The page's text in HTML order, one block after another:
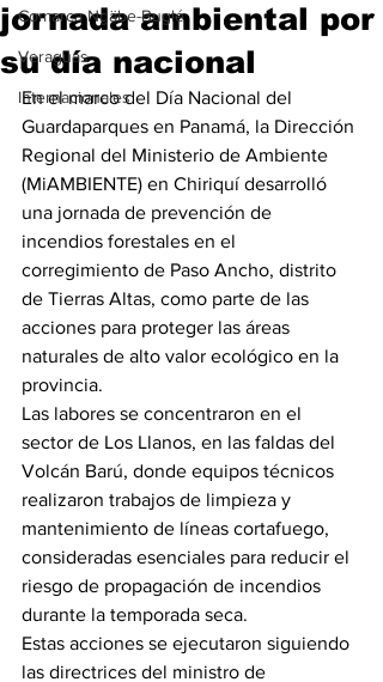
Comarca Ngäbe-Buglé
Veraguas
Internacionales
jornada ambiental por
su día nacional
En el marco del Día Nacional del
Guardaparques en Panamá, la Dirección
Regional del Ministerio de Ambiente
(MiAMBIENTE) en Chiriquí desarrolló
una jornada de prevención de
incendios forestales en el
corregimiento de Paso Ancho, distrito
de Tierras Altas, como parte de las
acciones para proteger las áreas
naturales de alto valor ecológico en la
provincia.
Las labores se concentraron en el
sector de Los Llanos, en las faldas del
Volcán Barú, donde equipos técnicos
realizaron trabajos de limpieza y
mantenimiento de líneas cortafuego,
consideradas esenciales para reducir el
riesgo de propagación de incendios
durante la temporada seca.
Estas acciones se ejecutaron siguiendo
las directrices del ministro de